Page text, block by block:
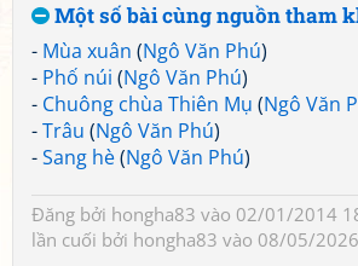
Một số bài cùng nguồn tham
- Mùa xuân (Ngô Văn Phú)
- Phố núi (Ngô Văn Phú)
- Chuông chùa Thiên Mụ (Ngô Văn
-Trâu (Ngô Văn Phú)
-Sang hè(Ngô Văn Phú)
Đăng bởi hongha83 vào 02/01/2014
lần cuối bởi hongha83 vào 08/05/